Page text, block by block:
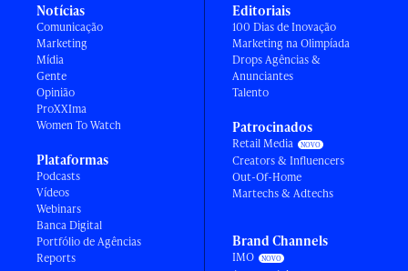
Notícias
Comunicação
Marketing
Mídia
Gente
Opinião
ProXXIma
Women To Watch
Plataformas
Podcasts
Vídeos
Webinars
Banca Digital
Portfólio de Agências
Reports
Editoriais
100 Dias de Inovação
Marketing na Olimpíada
Drops Agências &
Anunciantes
Talento
Patrocinados
Retail Media
Creators & Influencers
Out-Of-Home
Martechs & Adtechs
Brand Channels
IMO